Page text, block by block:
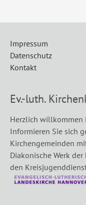
Impressum
Datenschutz
Kontakt
Ev.-luth.
Herzlich willkommen
Informieren Sie sich
Kirchengemeinden
Diakonische Werk
den